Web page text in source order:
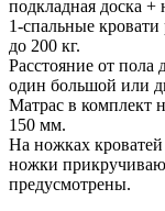
подкладная доска
1-спальные
до 200 кг.
Расстояние от пола
один большой или
Матрас в комплект
150 мм.
На ножках
ножки
предусмотрены.